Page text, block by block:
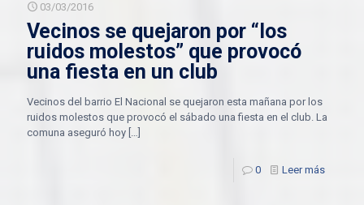
03/03/2016
Vecinos se quejaron por “los
ruidos molestos” que provocó
una fiesta en un club
Vecinos del barrio El Nacional se quejaron esta mañana por los
ruidos molestos que provocó el sábado una fiesta en el club. La
comuna aseguró hoy […]
0 Leer más